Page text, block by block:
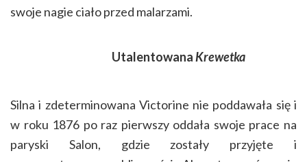
swoje nagie ciało przed malarzami.
UtalentowanaKrewetka
Silna i zdeterminowana Victorine nie poddawała się i
w roku 1876 po raz pierwszy oddała swoje prace na
paryski Salon, gdzie zostały przyjęte i